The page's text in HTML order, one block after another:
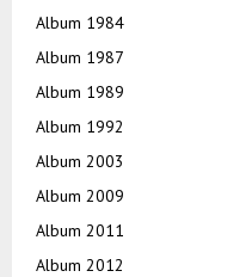
Album 1984
Album 1987
Album 1989
Album 1992
Album 2003
Album 2009
Album 2011
Album 2012